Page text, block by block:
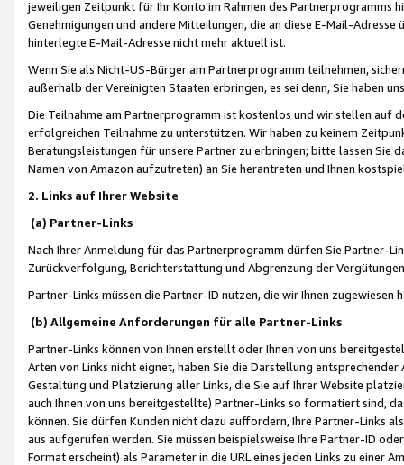
jeweiligen Zeitpunkt für Ihr Konto im Rahmen des Partnerprogramms
Genehmigungen und andere Mitteilungen, die an diese E-Mail-
hinterlegte E-Mail-Adresse nicht mehr aktuell ist.
Wenn Sie als Nicht-US-Bürger am Partnerprogramm teilnehmen,
außerhalb der Vereinigten Staaten erbringen, es sei denn, Sie haben
Die Teilnahme am Partnerprogramm ist kostenlos und wir stellen auf
erfolgreichen Teilnahme zu unterstützen. Wir haben zu keinem
Beratungsleistungen für unsere Partner zu erbringen; bitte lassen Sie
Namen von Amazon aufzutreten) an Sie herantreten und Ihnen
2. Links auf Ihrer Website
(a) Partner-Links
Nach Ihrer Anmeldung für das Partnerprogramm dürfen Sie Partner-
Zurückverfolgung, Berichterstattung und Abgrenzung der
Partner-Links müssen die Partner-ID nutzen, die wir Ihnen zugewiesen
(b) Allgemeine Anforderungen für alle Partner-Links
Partner-Links können von Ihnen erstellt oder Ihnen von uns
Arten von Links nicht eignet, haben Sie die Darstellung
Gestaltung und Platzierung aller Links, die Sie auf Ihrer Website
auch Ihnen von uns bereitgestellte) Partner-Links so formatiert sind,
können. Sie dürfen Kunden nicht dazu auffordern, Ihre Partner-Links
aus aufgerufen werden. Sie müssen beispielsweise Ihre Partner-ID
Format erscheint) als Parameter in die URL eines jeden Links zu einer